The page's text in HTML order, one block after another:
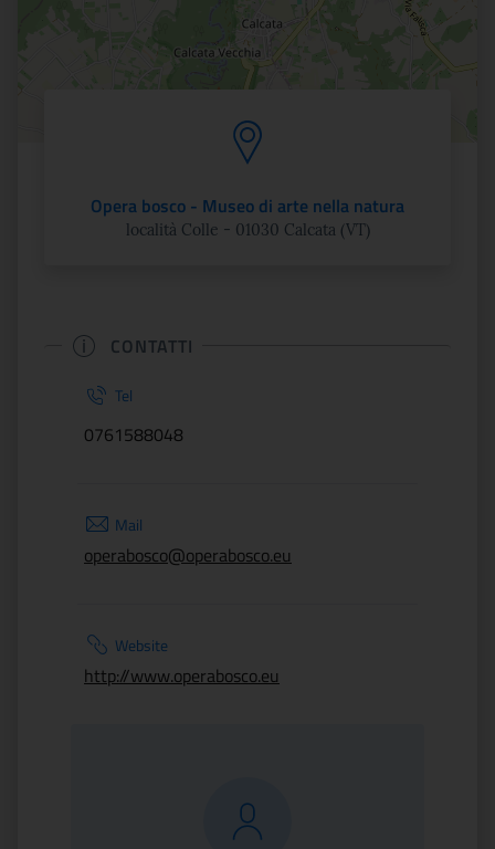
Opera bosco - Museo di arte nella natura
località Colle - 01030 Calcata (VT)
CONTATTI
Tel
0761588048
Mail
operabosco@operabosco.eu
Website
http://www.operabosco.eu